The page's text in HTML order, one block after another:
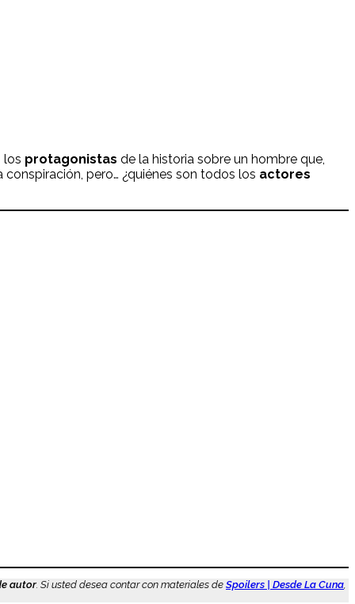
los protagonistas de la historia sobre un hombre que,
pero… ¿quiénes son todos los actores
autor. Si usted desea contar con materiales de Spoilers | Desde La Cuna,